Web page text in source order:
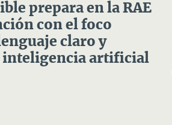
prepara en la RAE
con el foco
claro y
inteligencia artificial